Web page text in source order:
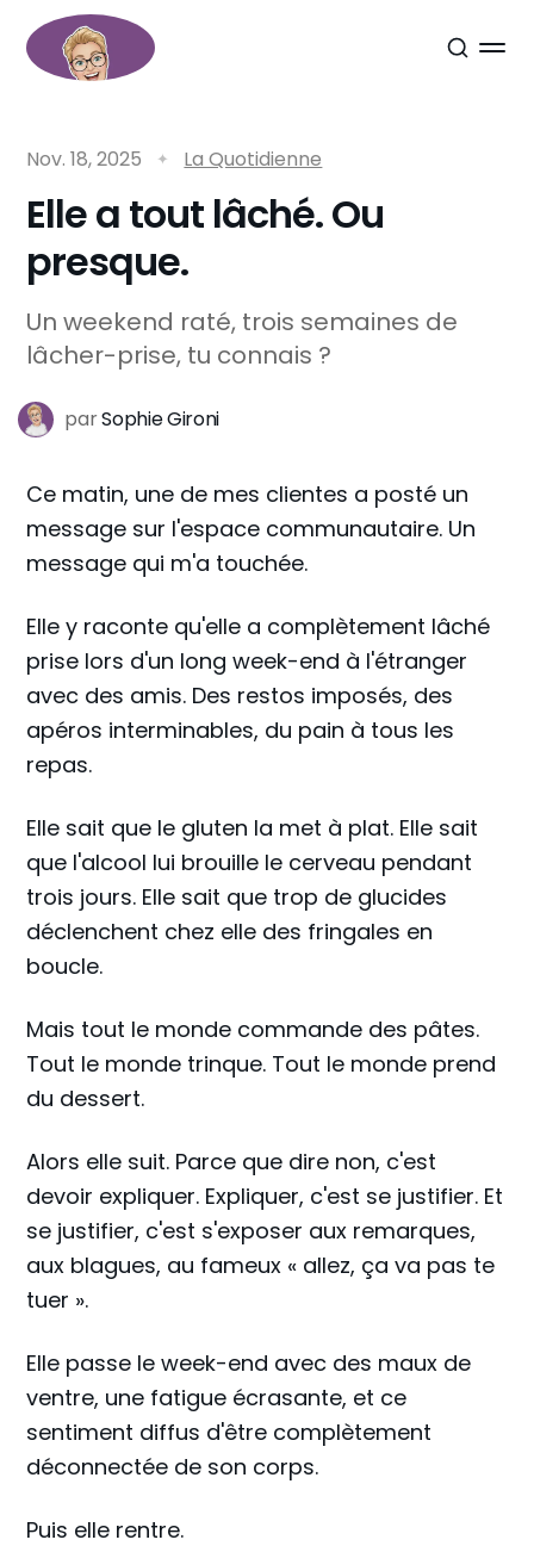
Nov. 18, 2025 La Quotidienne
Elle a tout lâché. Ou
presque.
Un weekend raté, trois semaines de
lâcher-prise, tu connais ?
parSophie Gironi
Ce matin, une de mes clientes a posté un
message sur l'espace communautaire. Un
message qui m'a touchée.
Elle y raconte qu'elle a complètement lâché
prise lors d'un long week-end à l'étranger
avec des amis. Des restos imposés, des
apéros interminables, du pain à tous les
repas.
Elle sait que le gluten la met à plat. Elle sait
que l'alcool lui brouille le cerveau pendant
trois jours. Elle sait que trop de glucides
déclenchent chez elle des fringales en
boucle.
Mais tout le monde commande des pâtes.
Tout le monde trinque. Tout le monde prend
du dessert.
Alors elle suit. Parce que dire non, c'est
devoir expliquer. Expliquer, c'est se justifier. Et
se justifier, c'est s'exposer aux remarques,
aux blagues, au fameux « allez, ça va pas te
tuer ».
Elle passe le week-end avec des maux de
ventre, une fatigue écrasante, et ce
sentiment diffus d'être complètement
déconnectée de son corps.
Puis elle rentre.